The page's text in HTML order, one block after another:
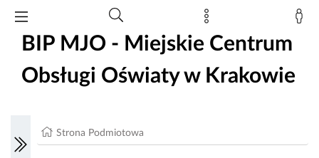
BIP MJO - Miejskie Centrum
Obsługi Oświaty w Krakowie
Strona Podmiotowa